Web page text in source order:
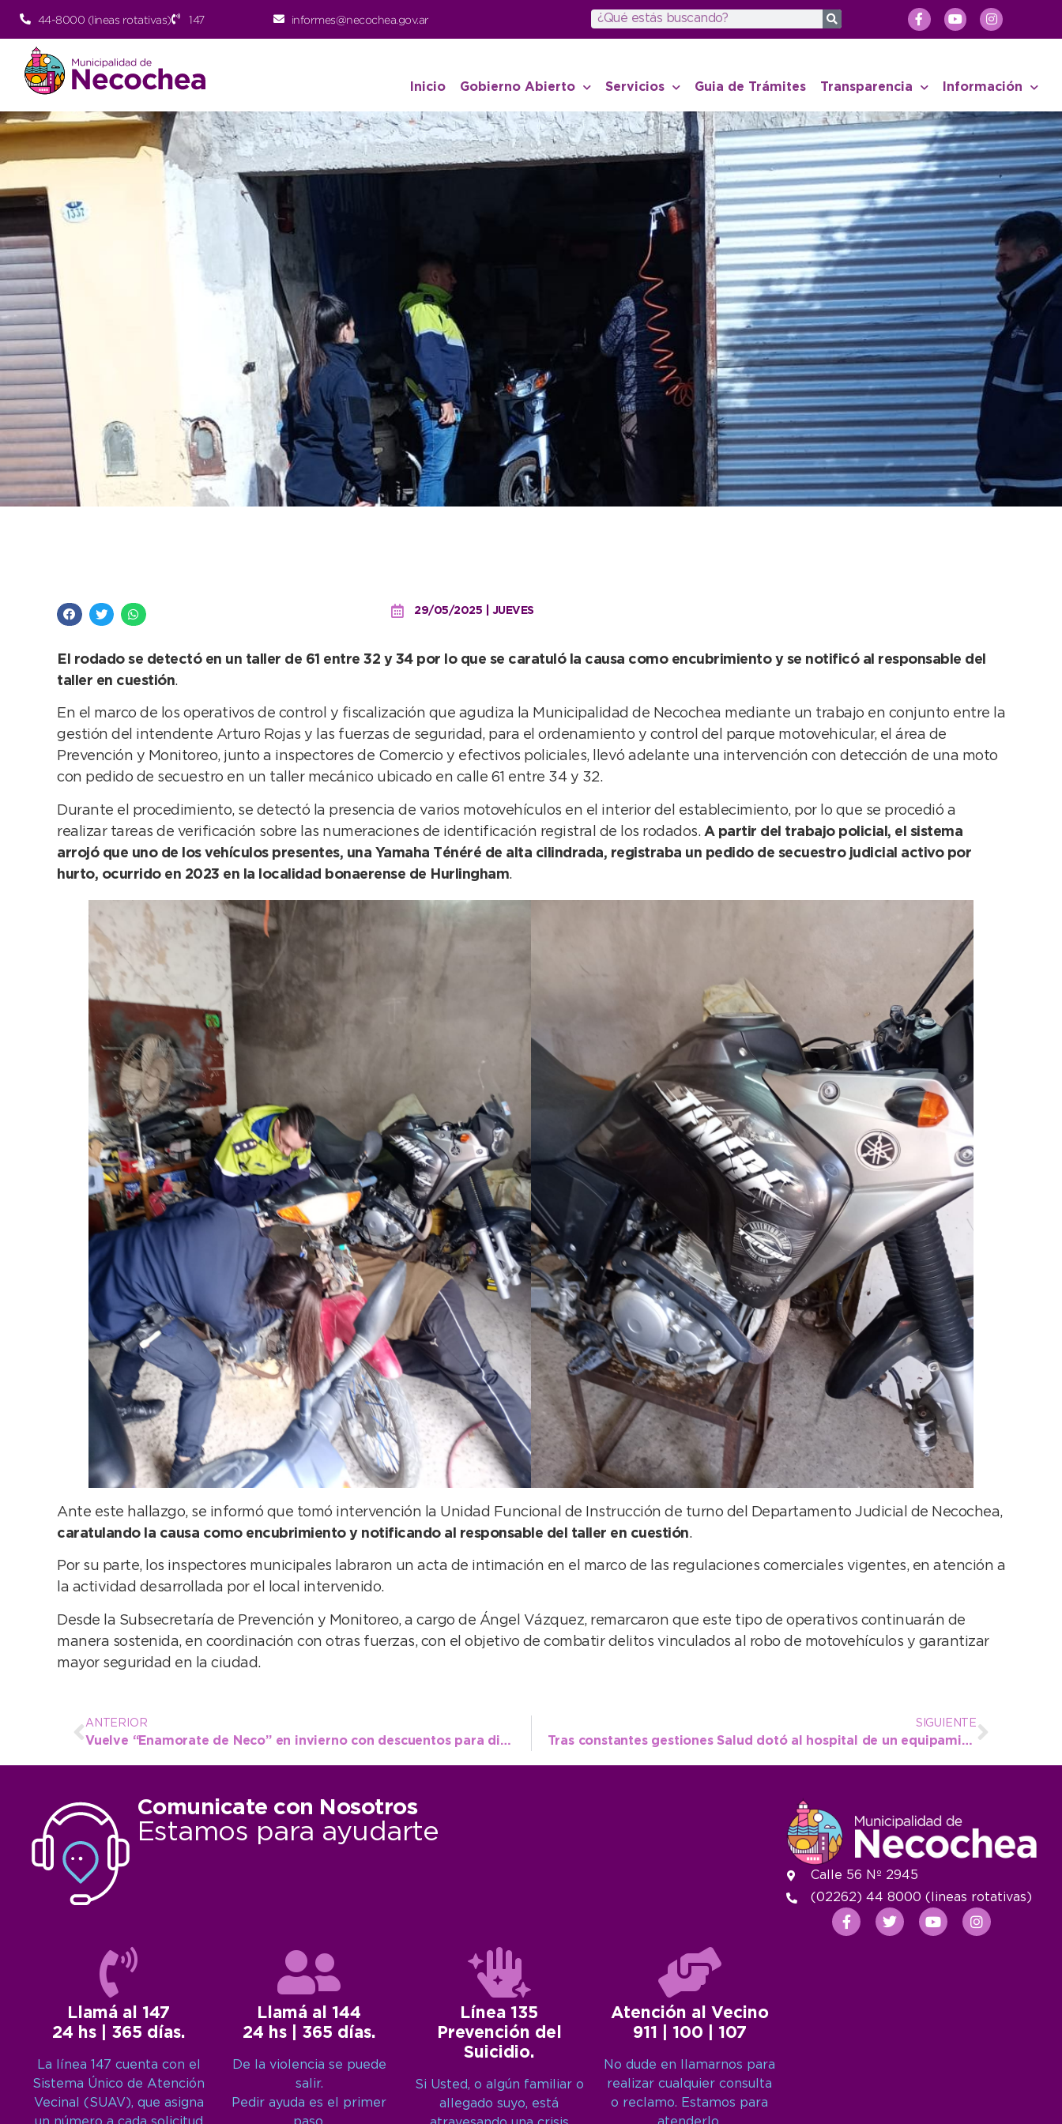
44-8000 (lineas rotativas) 147 informes@necochea.gov.ar
Inicio Gobierno Abierto Servicios Guia de Trámites Transparencia Información
29/05/2025 | JUEVES
El rodado se detectó en un taller de 61 entre 32 y 34 por lo que se caratuló la causa como encubrimiento y se notificó al responsable del
taller en cuestión.
En el marco de los operativos de control y fiscalización que agudiza la Municipalidad de Necochea mediante un trabajo en conjunto entre la
gestión del intendente Arturo Rojas y las fuerzas de seguridad, para el ordenamiento y control del parque motovehicular, el área de
Prevención y Monitoreo, junto a inspectores de Comercio y efectivos policiales, llevó adelante una intervención con detección de una moto
con pedido de secuestro en un taller mecánico ubicado en calle 61 entre 34 y 32.
Durante el procedimiento, se detectó la presencia de varios motovehículos en el interior del establecimiento, por lo que se procedió a
realizar tareas de verificación sobre las numeraciones de identificación registral de los rodados. A partir del trabajo policial, el sistema
arrojó que uno de los vehículos presentes, una Yamaha Ténéré de alta cilindrada, registraba un pedido de secuestro judicial activo por
hurto, ocurrido en 2023 en la localidad bonaerense de Hurlingham.
Ante este hallazgo, se informó que tomó intervención la Unidad Funcional de Instrucción de turno del Departamento Judicial de Necochea,
caratulando la causa como encubrimiento y notificando al responsable del taller en cuestión.
Por su parte, los inspectores municipales labraron un acta de intimación en el marco de las regulaciones comerciales vigentes, en atención a
la actividad desarrollada por el local intervenido.
Desde la Subsecretaría de Prevención y Monitoreo, a cargo de Ángel Vázquez, remarcaron que este tipo de operativos continuarán de
manera sostenida, en coordinación con otras fuerzas, con el objetivo de combatir delitos vinculados al robo de motovehículos y garantizar
mayor seguridad en la ciudad.
ANTERIOR
Vuelve “Enamorate de Neco” en invierno con descuentos para disfrutar
SIGUIENTE
Tras constantes gestiones Salud dotó al hospital de un equipamiento clave para el servicio de Pediatría
Comunicate con Nosotros
Estamos para ayudarte
Llamá al 147
24 hs | 365 días.
La línea 147 cuenta con el
Sistema Único de Atención
Vecinal (SUAV), que asigna
Llamá al 144
24 hs | 365 días.
De la violencia se puede
salir.
Pedir ayuda es el primer
Línea 135
Prevención del
Suicidio.
Si Usted, o algún familiar o
allegado suyo, está
Atención al Vecino
911 | 100 | 107
No dude en llamarnos para
realizar cualquier consulta
o reclamo. Estamos para
Calle 56 Nº 2945
(02262) 44 8000 (lineas rotativas)